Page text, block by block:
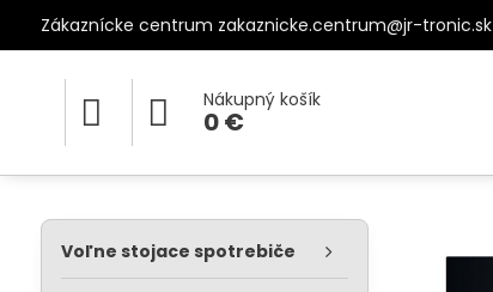
Zákaznícke centrum zakaznicke.centrum@jr-tronic.sk
Nákupný košík
0 €
Voľne stojace spotrebiče